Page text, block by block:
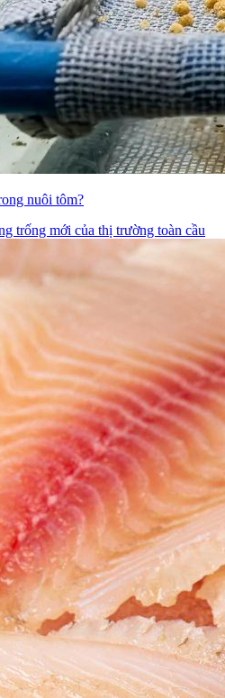
nuôi tôm?
trống mới của thị trường toàn cầu